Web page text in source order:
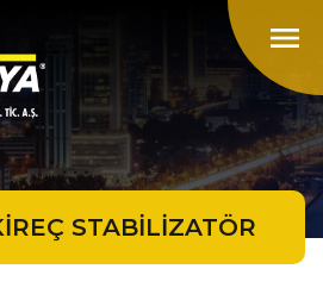
menu
STABİLİZATÖR